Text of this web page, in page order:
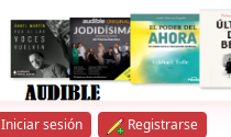
Iniciar sesión Registrarse